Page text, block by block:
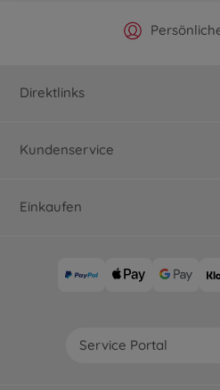
Offizieller
Schnelle
Direktlinks
Kundenservice
Einkaufen
Service Portal